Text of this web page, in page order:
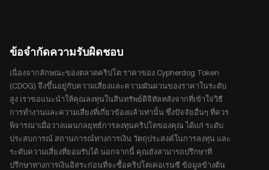
ข้อจำกัดความรับผิดชอบ
เนื่องจากลักษณะของตลาดคริปโต ราคาของ Cypherdog Token
(CDOG) จึงขึ้นอยู่กับความเสี่ยงและความผันผวนของราคาในระดับ
สูง เราขอแนะนำให้คุณลงทุนในสินทรัพย์ดิจิทัลหลังจากที่เข้าใจวิธี
การทำงานและความเสี่ยงที่เกี่ยวข้องแล้วเท่านั้น ซึ่งปัจจัยอื่นๆ ที่ควร
พิจารณาเมื่อวางแผนกลยุทธ์การลงทุนคริปโตของคุณ ได้แก่ ระดับ
ประสบการณ์ สถานการณ์ทางการเงิน วัตถุประสงค์ในการลงทุน และ
ระดับความเสี่ยงที่ยอมรับได้ นอกจากนี้ คุณยังสามารถปรึกษาที่
ปรึกษาทางการเงินอิสระก่อนที่จะซื้อคริปโตเคอเรนซี ข้อมูลข้างต้น